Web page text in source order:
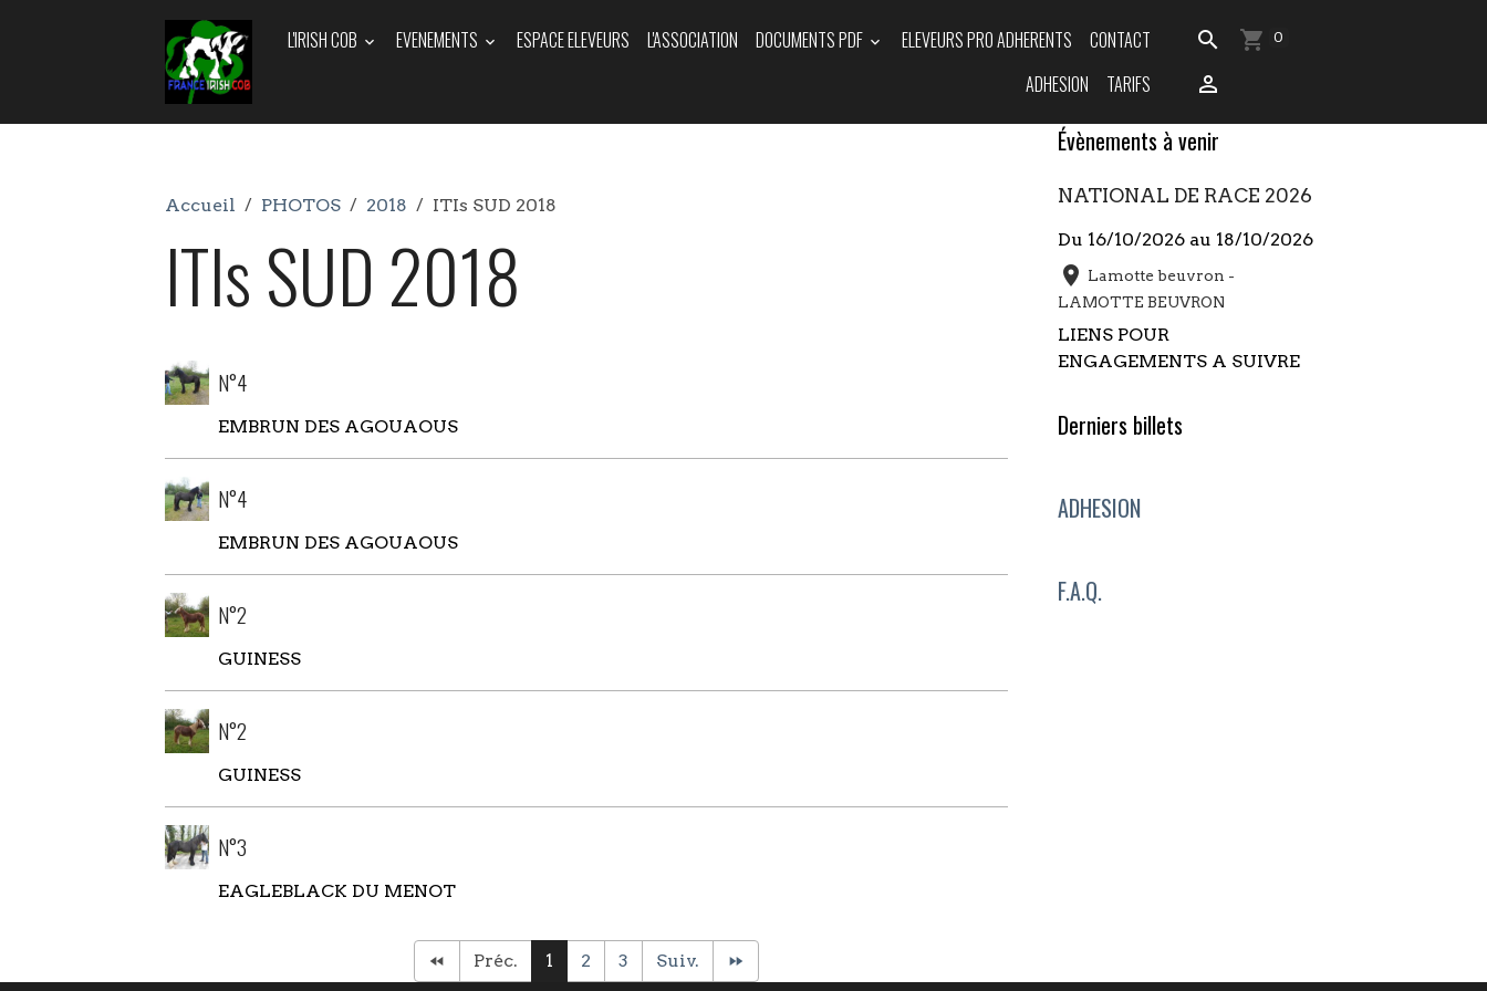
L'IRISH COB EVENEMENTS ESPACE ELEVEURS L'ASSOCIATION DOCUMENTS PDF ELEVEURS PRO ADHERENTS
CONTACT
ADHESION
TARIFS
0
Accueil PHOTOS 2018 ITIs SUD 2018
ITIs SUD 2018
N°4
EMBRUN DES AGOUAOUS
N°4
EMBRUN DES AGOUAOUS
N°2
GUINESS
N°2
GUINESS
N°3
EAGLEBLACK DU MENOT
Préc. 1 2 3 Suiv.
Évènements à venir
NATIONAL DE RACE 2026
Du 16/10/2026 au 18/10/2026
Lamotte beuvron -
LAMOTTE BEUVRON
LIENS POUR
ENGAGEMENTS A SUIVRE
Derniers billets
ADHESION
F.A.Q.